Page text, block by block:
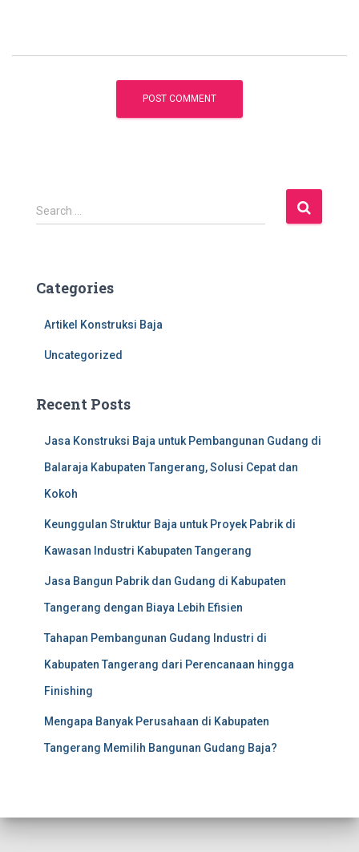
S
e
h
Search …
Categories
Artikel Konstruksi Baja
Uncategorized
Recent Posts
Jasa Konstruksi Baja untuk Pembangunan Gudang di
Balaraja Kabupaten Tangerang, Solusi Cepat dan
Kokoh
Keunggulan Struktur Baja untuk Proyek Pabrik di
Kawasan Industri Kabupaten Tangerang
Jasa Bangun Pabrik dan Gudang di Kabupaten
Tangerang dengan Biaya Lebih Efisien
Tahapan Pembangunan Gudang Industri di
Kabupaten Tangerang dari Perencanaan hingga
Finishing
Mengapa Banyak Perusahaan di Kabupaten
Tangerang Memilih Bangunan Gudang Baja?